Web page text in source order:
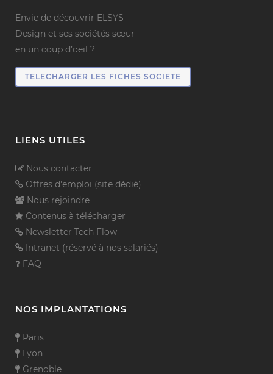
Envie de découvrir ELSYS
Design et ses sociétés sœur
en un coup d’oeil ?
TELECHARGER LES FICHES SOCIETE
LIENS UTILES
Nous contacter
Offres d'emploi (site dédié)
Nous rejoindre
Contenus à télécharger
Newsletter Tech Flow
Intranet (réservé à nos salariés)
FAQ
NOS IMPLANTATIONS
Paris
Lyon
Grenoble